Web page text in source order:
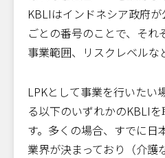
KBLIはインドネシア政府
ごとの番号のことで、そ
事業範囲、リスクレベルな
LPKとして事業を行いたい
る以下のいずれかのKBLI
す。多くの場合、すでに日
業界が決まっており（介護